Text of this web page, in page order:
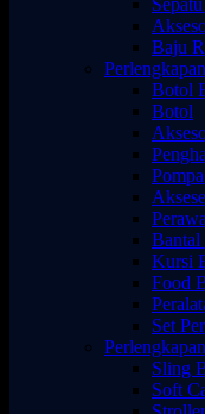
Baju
Botol
Botol
Bantal
Kursi
Food
Set
Sling
Soft